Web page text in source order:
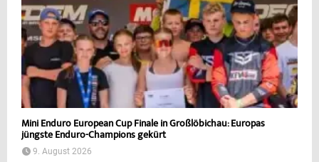
Mini Enduro European Cup Finale in Großlöbichau: Europas
jüngste Enduro-Champions gekürt
9. August 2026